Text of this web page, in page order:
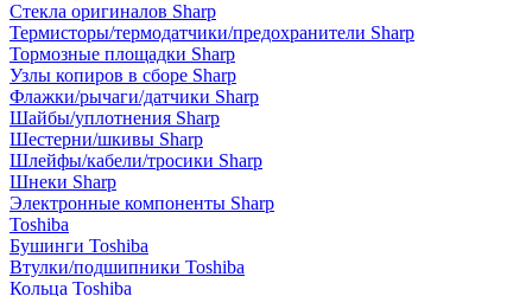
Стекла оригиналов Sharp
Термисторы/термодатчики/предохранители Sharp
Тормозные площадки Sharp
Узлы копиров в сборе Sharp
Флажки/рычаги/датчики Sharp
Шайбы/уплотнения Sharp
Шестерни/шкивы Sharp
Шлейфы/кабели/тросики Sharp
Шнеки Sharp
Электронные компоненты Sharp
Toshiba
Бушинги Toshiba
Втулки/подшипники Toshiba
Кольца Toshiba